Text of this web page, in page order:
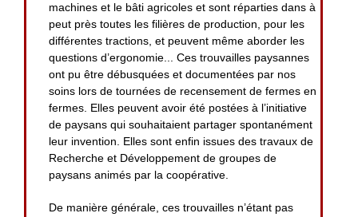
machines et le bâti agricoles et sont réparties dans à
peut près toutes les filières de production, pour les
différentes tractions, et peuvent même aborder les
questions d’ergonomie... Ces trouvailles paysannes
ont pu être débusquées et documentées par nos
soins lors de tournées de recensement de fermes en
fermes. Elles peuvent avoir été postées à l’initiative
de paysans qui souhaitaient partager spontanément
leur invention. Elles sont enfin issues des travaux de
Recherche et Développement de groupes de
paysans animés par la coopérative.
De manière générale, ces trouvailles n’étant pas